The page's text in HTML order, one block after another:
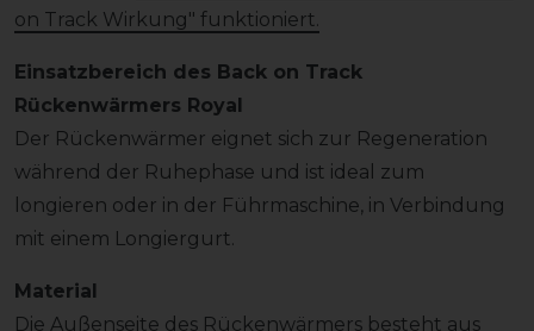
on Track Wirkung" funktioniert.
Einsatzbereich des Back on Track
Rückenwärmers Royal
Der Rückenwärmer eignet sich zur Regeneration
während der Ruhephase und ist ideal zum
longieren oder in der Führmaschine, in Verbindung
mit einem Longiergurt.
Material
Die Außenseite des Rückenwärmers besteht aus